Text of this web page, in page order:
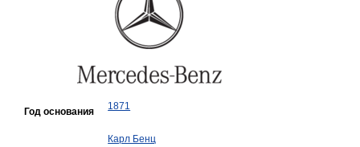
Год основания 1871
Карл Бенц